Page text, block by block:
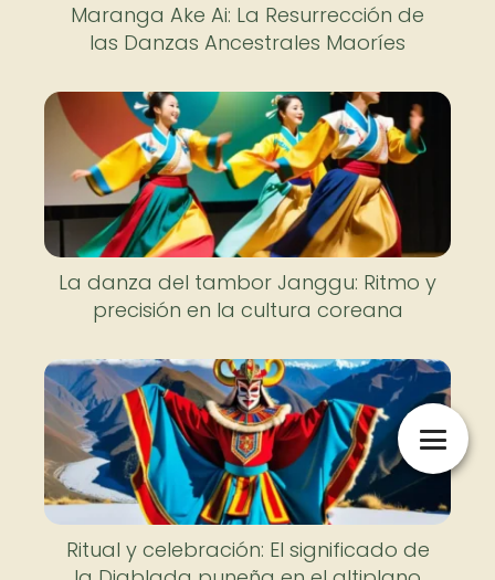
Maranga Ake Ai: La Resurrección de
las Danzas Ancestrales Maoríes
La danza del tambor Janggu: Ritmo y
precisión en la cultura coreana
Ritual y celebración: El significado de